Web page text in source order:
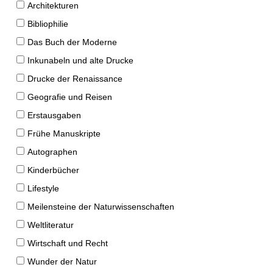
Architekturen
Bibliophilie
Das Buch der Moderne
Inkunabeln und alte Drucke
Drucke der Renaissance
Geografie und Reisen
Erstausgaben
Frühe Manuskripte
Autographen
Kinderbücher
Lifestyle
Meilensteine der Naturwissenschaften
Weltliteratur
Wirtschaft und Recht
Wunder der Natur